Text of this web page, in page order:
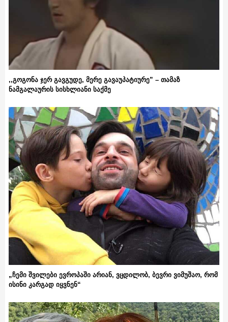
,,გოგონა ჯერ გავგუდე, მერე გავაუპატიურე” – თამაზ
ნამგალაურის სისხლიანი საქმე
„ჩემი შვილები ევროპაში არიან, ვცდილობ, ბევრი ვიმუშაო, რომ
ისინი კარგად იყვნენ“